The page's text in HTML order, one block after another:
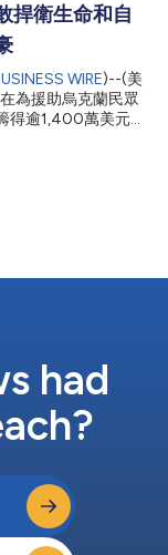
雲端專長、廣泛的
工作流的自動化，
除了更高的效率、
安全性和可靠性。
的合作代表著轉型
位的機會。通過從
在整個公司提供雲
捍衛生命和自
WIRE)--(美
為援助烏克蘭民眾
得逾1,400萬美元善
政總裁Rich
，富瑞大家庭的每
嚴重的殘酷局面
、員工、股東和各
我們很感激能夠有
區獻上一份綿薄之
had